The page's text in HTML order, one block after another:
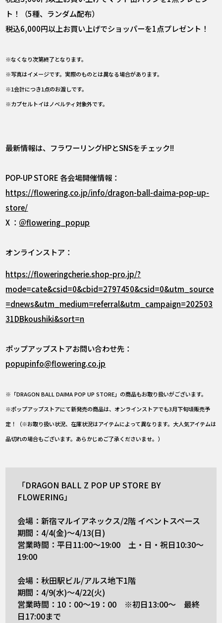
ト！（5種、ランダム配布）
税込6,000円以上お買い上げでショッパーを1点プレゼント！
※なくなり次第終了となります。
※写真はイメージです。実際のものとは異なる場合があります。
※1会計につき1点のお渡しです。
※カプセルトイはノベルティ対象外です。
最新情報は、フラワーリングHPとSNSをチェック!!
POP-UP STORE 各会場開催情報：
https://flowering.co.jp/info/dragon-ball-daima-pop-up-
store/
X ： ＠flowering_popup
オンラインストア：
https://floweringcherie.shop-pro.jp/?
mode=cate&csid=0&cbid=2797450&csid=0&utm_source
=dnews&utm_medium=referral&utm_campaign=202503
31DBkoushiki&sort=n
ポップアップストアお問い合わせ先：
popupinfo@flowering.co.jp
※「DRAGON BALL DAIMA POP UP STORE」の商品もお取り扱いがございます。
※ポップアップストアにて新発売の商品は、オンラインストアでも3月下旬頃販売予
定！（※お取り扱い状況、在庫状況はアイテムによって異なります。大人気アイテムは
品切れの場合もございます。あらかじめご了承くださいませ。）
「DRAGON BALL Z POP UP STORE BY
FLOWERING」
会場：新宿マルイアネックス/2階 イベントスペース
期間：4/4(金)〜4/13(日)
営業時間：平日11:00～19:00 土・日・祝日10:30～
19:00
会場：秋田駅ビル/アルス地下1階
期間：4/9(水)〜4/22(火)
営業時間：10：00〜19：00 ※初日13:00～ 最終
日17:00まで